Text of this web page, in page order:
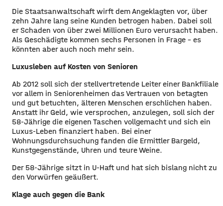
​Die Staatsanwaltschaft wirft dem Angeklagten vor, über
zehn Jahre lang seine Kunden betrogen haben. Dabei soll
er Schaden von über zwei Millionen Euro verursacht haben.
Als Geschädigte kommen sechs Personen in Frage – es
könnten aber auch noch mehr sein.
Luxusleben auf Kosten von Senioren
Ab 2012 soll sich der stellvertretende Leiter einer Bankfiliale
vor allem in Seniorenheimen das Vertrauen von betagten
und gut betuchten, älteren Menschen erschlichen haben.
Anstatt ihr Geld, wie versprochen, anzulegen, soll sich der
58-Jährige die eigenen Taschen vollgemacht und sich ein
Luxus-Leben finanziert haben. Bei einer
Wohnungsdurchsuchung fanden die Ermittler Bargeld,
Kunstgegenstände, Uhren und teure Weine.
​Der 58-Jährige sitzt in U-Haft und hat sich bislang nicht zu
den Vorwürfen geäußert.
Klage auch gegen die Bank